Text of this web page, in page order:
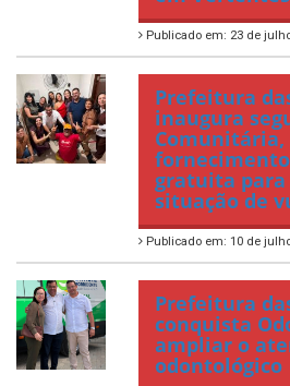
Publicado em: 23 de
Prefeitura
inaugura
Comunitária,
gratuita para
situação de
Publicado em: 10 de
Prefeitura
conquista
ampliar o
odontológico